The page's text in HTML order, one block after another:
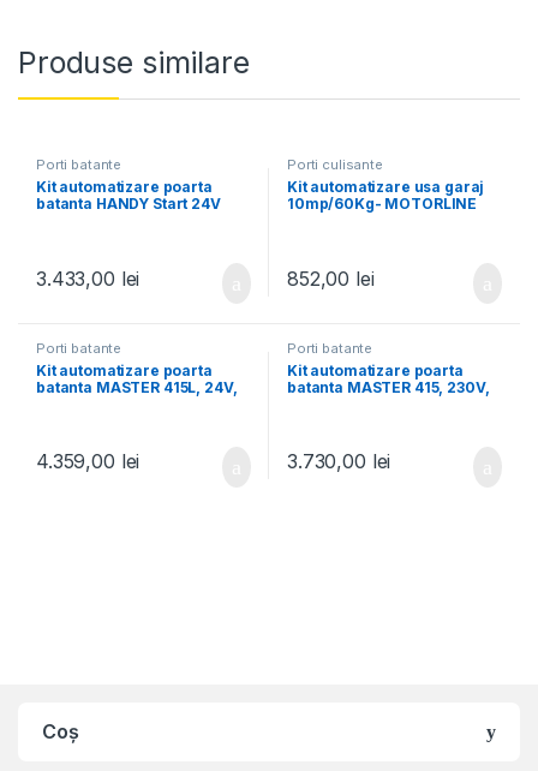
Produse similare
Porti batante
Kit automatizare poarta
batanta HANDY Start 24V
3.433,00 lei
Porti culisante
Kit automatizare usa garaj
10mp/60Kg- MOTORLINE
852,00 lei
Porti batante
Kit automatizare poarta
batanta MASTER 415L, 24V,
4.359,00 lei
Porti batante
Kit automatizare poarta
batanta MASTER 415, 230V,
3.730,00 lei
Coș